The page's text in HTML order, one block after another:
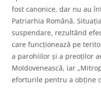
fost canonice, dar nu au
Patriarhia Română.
suspendare, rezultând
care funcționează pe
a parohiilor și a preoților
Moldovenească, iar
eforturile pentru a obține